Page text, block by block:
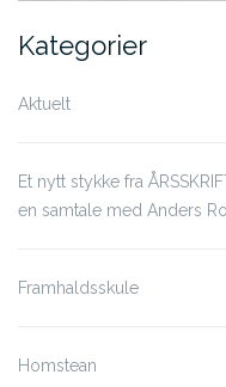
Kategorier
Aktuelt
Et nytt stykke fra
en samtale med Anders
Framhaldsskule
Homstean